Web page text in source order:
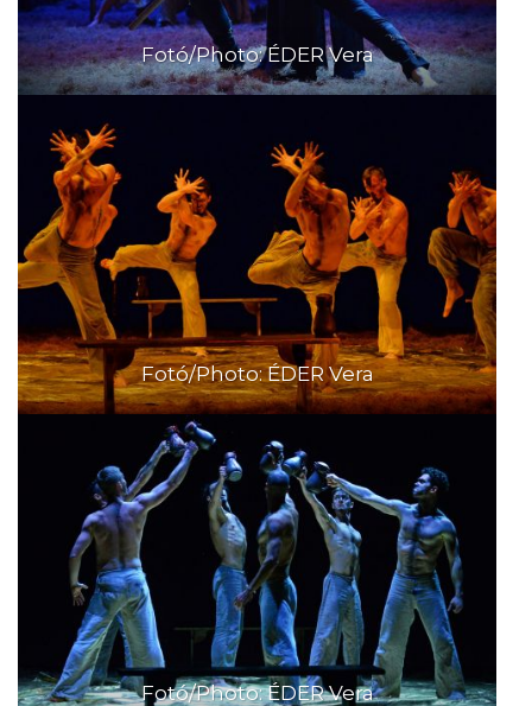
Fotó/Photo: ÉDER Vera
Fotó/Photo: ÉDER Vera
Fotó/Photo: ÉDER Vera